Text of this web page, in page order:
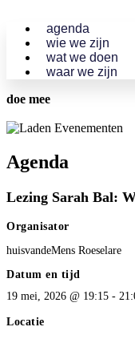
agenda
wie we zijn
wat we doen
waar we zijn
doe mee
Agenda
Lezing Sarah Bal:
Organisator
huisvandeMens Roeselare
Datum en tijd
19 mei, 2026 @ 19:15 -
Locatie